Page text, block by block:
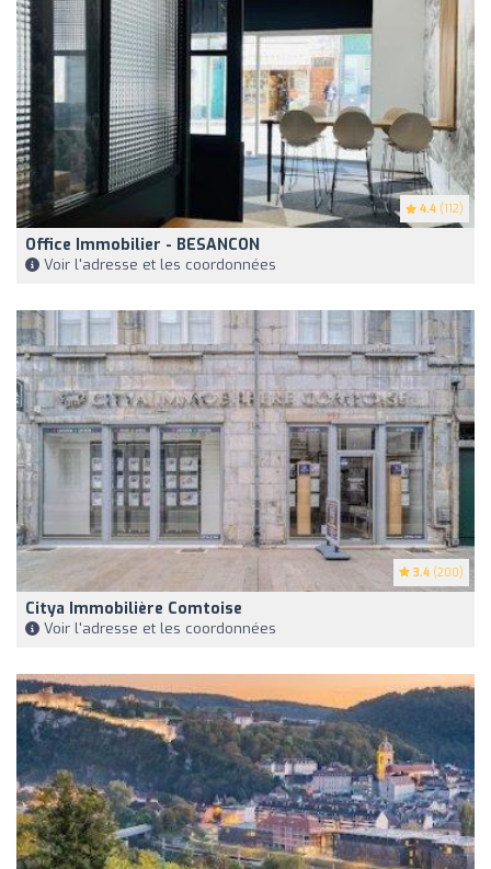
4.4 (112)
Office Immobilier - BESANCON
Voir l'adresse et les coordonnées
3.4 (200)
Citya Immobilière Comtoise
Voir l'adresse et les coordonnées